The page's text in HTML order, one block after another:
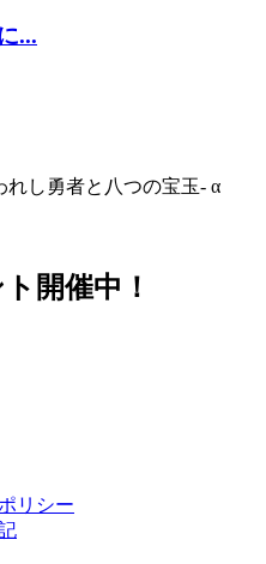
...
し勇者と八つの宝玉‐ α
開催中！
リシー